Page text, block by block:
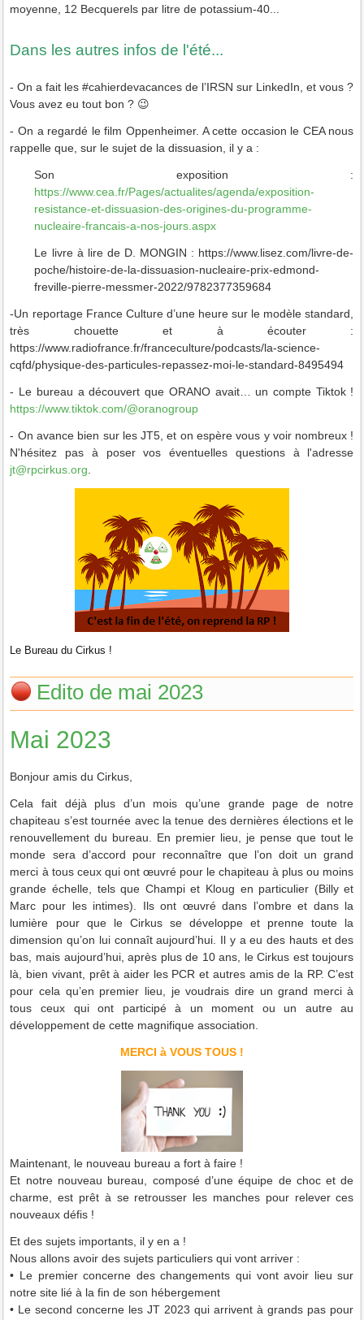
moyenne, 12 Becquerels par litre de potassium-40...
Dans les autres infos de l'été...
- On a fait les #cahierdevacances de l’IRSN sur LinkedIn, et vous ?
Vous avez eu tout bon ? 😉
- On a regardé le film Oppenheimer. A cette occasion le CEA nous
rappelle que, sur le sujet de la dissuasion, il y a :
Son exposition :
https://www.cea.fr/Pages/actualites/agenda/exposition-
resistance-et-dissuasion-des-origines-du-programme-
nucleaire-francais-a-nos-jours.aspx
Le livre à lire de D. MONGIN : https://www.lisez.com/livre-de-
poche/histoire-de-la-dissuasion-nucleaire-prix-edmond-
freville-pierre-messmer-2022/9782377359684
-Un reportage France Culture d’une heure sur le modèle standard,
très chouette et à écouter :
https://www.radiofrance.fr/franceculture/podcasts/la-science-
cqfd/physique-des-particules-repassez-moi-le-standard-8495494
- Le bureau a découvert que ORANO avait… un compte Tiktok !
https://www.tiktok.com/@oranogroup
- On avance bien sur les JT5, et on espère vous y voir nombreux !
N'hésitez pas à poser vos éventuelles questions à l'adresse
jt@rpcirkus.org.
Le Bureau du Cirkus !
Edito de mai 2023
Mai 2023
Bonjour amis du Cirkus,
Cela fait déjà plus d’un mois qu’une grande page de notre
chapiteau s’est tournée avec la tenue des dernières élections et le
renouvellement du bureau. En premier lieu, je pense que tout le
monde sera d’accord pour reconnaître que l’on doit un grand
merci à tous ceux qui ont œuvré pour le chapiteau à plus ou moins
grande échelle, tels que Champi et Kloug en particulier (Billy et
Marc pour les intimes). Ils ont œuvré dans l’ombre et dans la
lumière pour que le Cirkus se développe et prenne toute la
dimension qu’on lui connaît aujourd’hui. Il y a eu des hauts et des
bas, mais aujourd’hui, après plus de 10 ans, le Cirkus est toujours
là, bien vivant, prêt à aider les PCR et autres amis de la RP. C’est
pour cela qu’en premier lieu, je voudrais dire un grand merci à
tous ceux qui ont participé à un moment ou un autre au
développement de cette magnifique association.
MERCI à VOUS TOUS !
Maintenant, le nouveau bureau a fort à faire !
Et notre nouveau bureau, composé d’une équipe de choc et de
charme, est prêt à se retrousser les manches pour relever ces
nouveaux défis !
Et des sujets importants, il y en a !
Nous allons avoir des sujets particuliers qui vont arriver :
• Le premier concerne des changements qui vont avoir lieu sur
notre site lié à la fin de son hébergement
• Le second concerne les JT 2023 qui arrivent à grands pas pour